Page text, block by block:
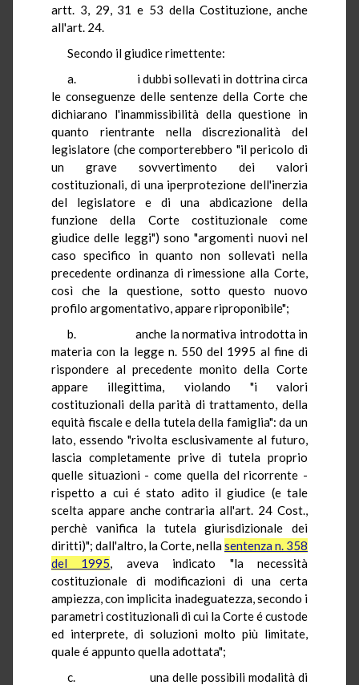
artt. 3, 29, 31 e 53 della Costituzione, anche
all'art. 24.
Secondo il giudice rimettente:
a. i dubbi sollevati in dottrina circa
le conseguenze delle sentenze della Corte che
dichiarano l'inammissibilità della questione in
quanto rientrante nella discrezionalità del
legislatore (che comporterebbero "il pericolo di
un grave sovvertimento dei valori
costituzionali, di una iperprotezione dell'inerzia
del legislatore e di una abdicazione della
funzione della Corte costituzionale come
giudice delle leggi") sono "argomenti nuovi nel
caso specifico in quanto non sollevati nella
precedente ordinanza di rimessione alla Corte,
così che la questione, sotto questo nuovo
profilo argomentativo, appare riproponibile";
b. anche la normativa introdotta in
materia con la legge n. 550 del 1995 al fine di
rispondere al precedente monito della Corte
appare illegittima, violando "i valori
costituzionali della parità di trattamento, della
equità fiscale e della tutela della famiglia": da un
lato, essendo "rivolta esclusivamente al futuro,
lascia completamente prive di tutela proprio
quelle situazioni - come quella del ricorrente -
rispetto a cui é stato adito il giudice (e tale
scelta appare anche contraria all'art. 24 Cost.,
perchè vanifica la tutela giurisdizionale dei
diritti)"; dall'altro, la Corte, nellasentenza n. 358
del 1995, aveva indicato "la necessità
costituzionale di modificazioni di una certa
ampiezza, con implicita inadeguatezza, secondo i
parametri costituzionali di cui la Corte é custode
ed interprete, di soluzioni molto più limitate,
quale é appunto quella adottata";
c. una delle possibili modalità di